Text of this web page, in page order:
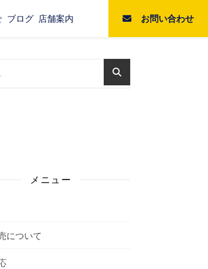
ブログ 店舗案内 お問い合わせ
メニュー
について